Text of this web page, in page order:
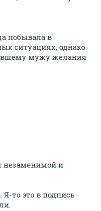
побывала в
ситуациях, однако
мужу желания
незаменимой и
Я-то это в подпись